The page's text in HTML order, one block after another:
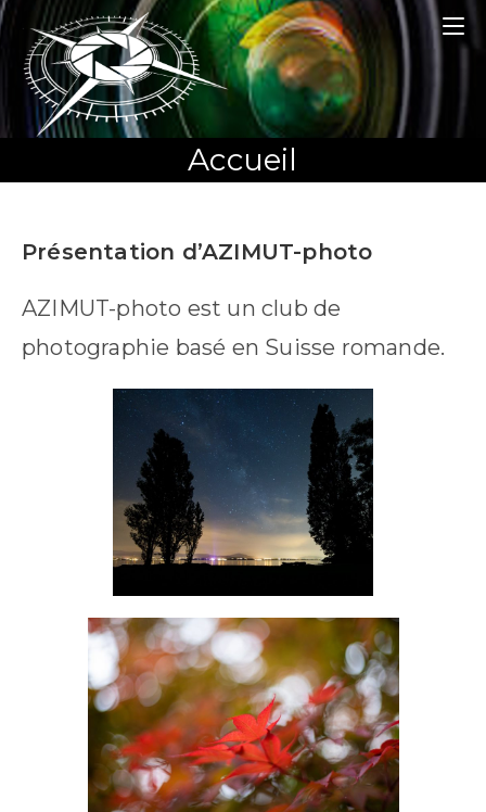
Skip
to
content
Accueil
Présentation d’AZIMUT-photo
AZIMUT-photo est un club de
photographie basé en Suisse romande.